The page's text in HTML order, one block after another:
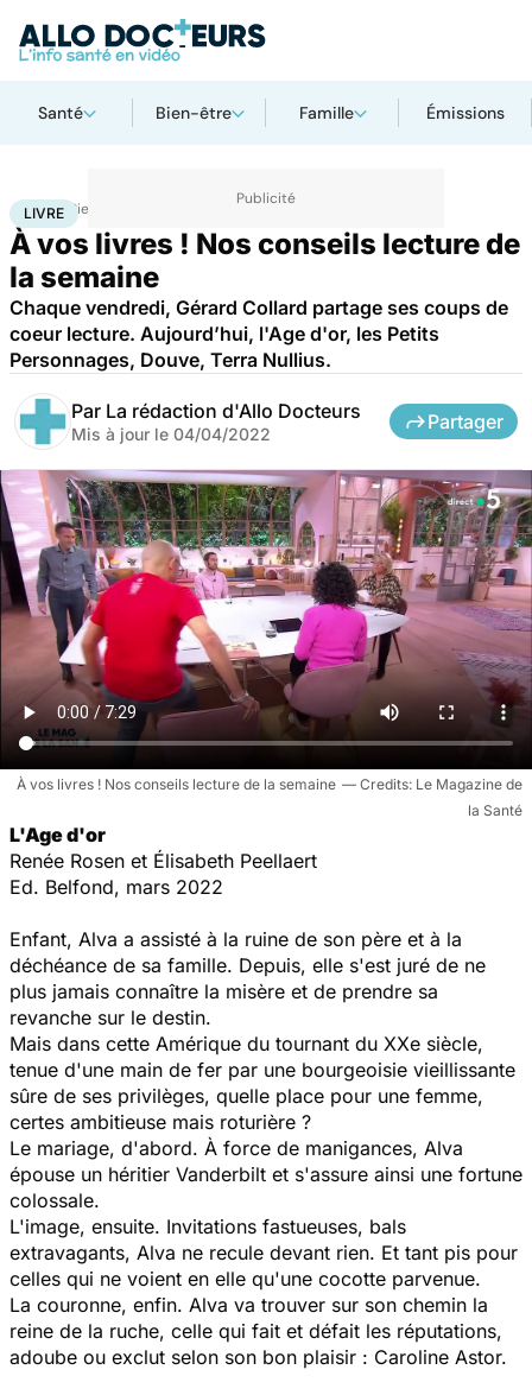
Santé Bien-être Famille Émissions
Accueil Bien-être
LIVRE
À vos livres ! Nos conseils lecture de
la semaine
Chaque vendredi, Gérard Collard partage ses coups de
coeur lecture. Aujourd’hui, l'Age d'or, les Petits
Personnages, Douve, Terra Nullius.
Par La rédaction d'Allo Docteurs
Mis à jour le 04/04/2022
Partager
À vos livres ! Nos conseils lecture de la semaine
Le Magazine de
la Santé
L'Age d'or
Renée Rosen et Élisabeth Peellaert
Ed. Belfond, mars 2022
Enfant, Alva a assisté à la ruine de son père et à la
déchéance de sa famille. Depuis, elle s'est juré de ne
plus jamais connaître la misère et de prendre sa
revanche sur le destin.
Mais dans cette Amérique du tournant du XXe siècle,
tenue d'une main de fer par une bourgeoisie vieillissante
sûre de ses privilèges, quelle place pour une femme,
certes ambitieuse mais roturière ?
Le mariage, d'abord. À force de manigances, Alva
épouse un héritier Vanderbilt et s'assure ainsi une fortune
colossale.
L'image, ensuite. Invitations fastueuses, bals
extravagants, Alva ne recule devant rien. Et tant pis pour
celles qui ne voient en elle qu'une cocotte parvenue.
La couronne, enfin. Alva va trouver sur son chemin la
reine de la ruche, celle qui fait et défait les réputations,
adoube ou exclut selon son bon plaisir : Caroline Astor.